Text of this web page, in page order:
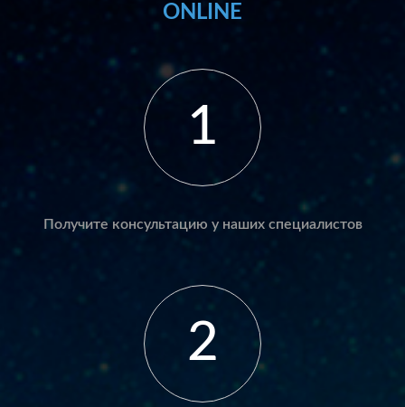
ONLINE
1
Получите консультацию у наших специалистов
2